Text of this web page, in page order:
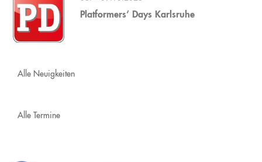
Platformers‘ Days Karlsruhe
Alle Neuigkeiten
Alle Termine